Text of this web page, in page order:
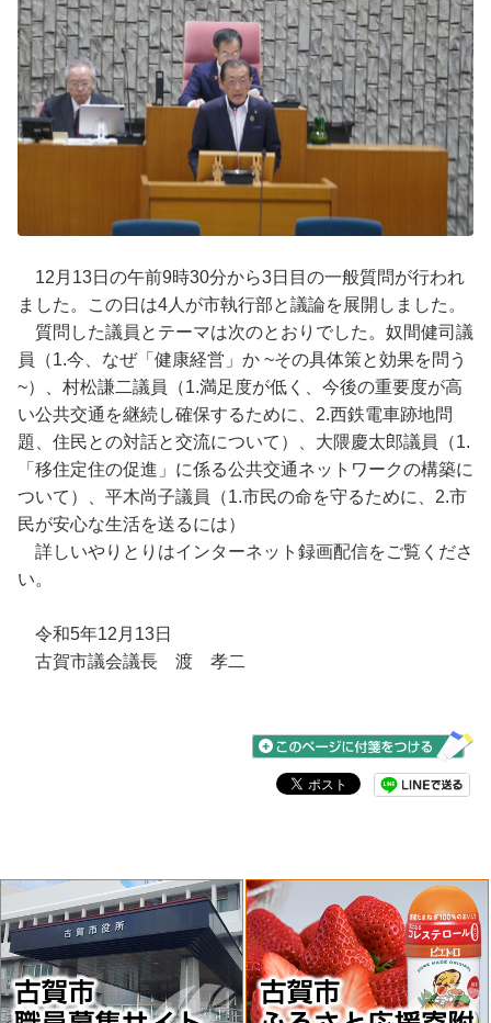
12月13日の午前9時30分から3日目の一般質問が行われ
ました。この日は4人が市執行部と議論を展開しました。
質問した議員とテーマは次のとおりでした。奴間健司議
員（1.今、なぜ「健康経営」か ~その具体策と効果を問う
~）、村松謙二議員（1.満足度が低く、今後の重要度が高
い公共交通を継続し確保するために、2.西鉄電車跡地問
題、住民との対話と交流について）、大隈慶太郎議員（1.
「移住定住の促進」に係る公共交通ネットワークの構築に
ついて）、平木尚子議員（1.市民の命を守るために、2.市
民が安心な生活を送るには）
詳しいやりとりはインターネット録画配信をご覧くださ
い。
令和5年12月13日
古賀市議会議長 渡 孝二